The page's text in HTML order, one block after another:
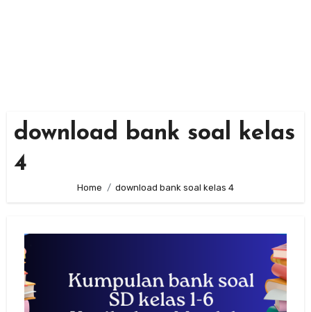
download bank soal kelas
4
Home download bank soal kelas 4